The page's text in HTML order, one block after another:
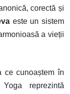
corectă și
este un sistem
a vieții
ce cunoaștem în
reprezintă